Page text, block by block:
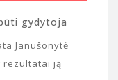
gydytoja
Janušonytė
rezultatai ją